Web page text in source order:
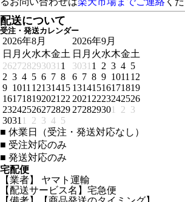
配送について
受注・発送カレンダー
2026年8月
日 月 火水木金土
262728293031 1
2 3 4 5 6 7 8
9 1011 12131415
161718192021 22
23242526272829
3031 1 2 3 4 5
2026年9月
日 月 火水木金土
3031 1 2 3 4 5
6 7 8 9 1011 12
13141516171819
2021 2223242526
272829301 2 3
■ 休業日（受注・発送対応なし）
■ 受注対応のみ
■ 発送対応のみ
宅配便
【業者】 ヤマト運輸
【配送サービス名】宅急便